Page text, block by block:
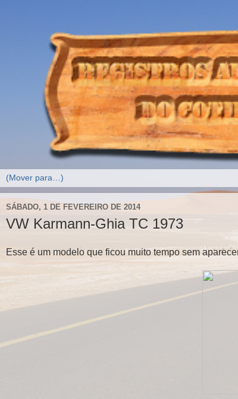
SÁBADO, 1 DE FEVEREIRO DE 2014
VW Karmann-Ghia TC 1973
Esse é um modelo que ficou muito tempo sem